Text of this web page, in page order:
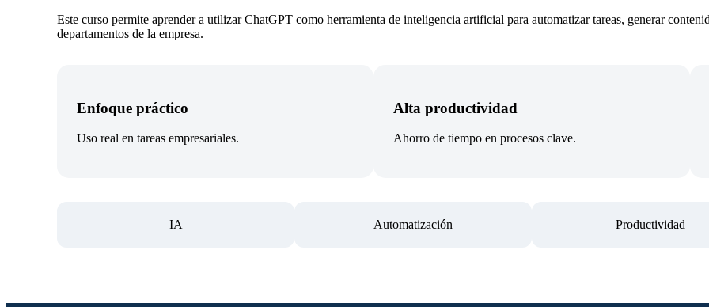
Este curso permite aprender a utilizar ChatGPT como herramienta de inteligencia artificial para automatizar tareas, generar
departamentos de la empresa.
Enfoque práctico
Uso real en tareas empresariales.
Alta productividad
Ahorro de tiempo en procesos clave.
IA Automatización Productividad